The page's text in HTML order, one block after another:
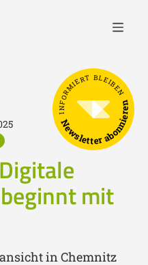
Digitale
mit
in Chemnitz
INFORMIERT BLEIBEN
Newsletter abonnieren